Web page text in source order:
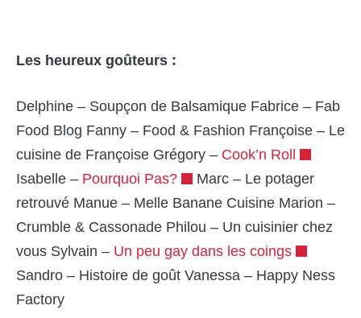
Les heureux goûteurs :
Delphine – Soupçon de Balsamique Fabrice – Fab
Food Blog Fanny – Food & Fashion Françoise – Le
cuisine de Françoise Grégory – Cook’n Roll
Isabelle – Pourquoi Pas?
Marc – Le potager
retrouvé Manue – Melle Banane Cuisine Marion –
Crumble & Cassonade Philou – Un cuisinier chez
vous Sylvain – Un peu gay dans les coings
Sandro – Histoire de goût Vanessa – Happy Ness
Factory